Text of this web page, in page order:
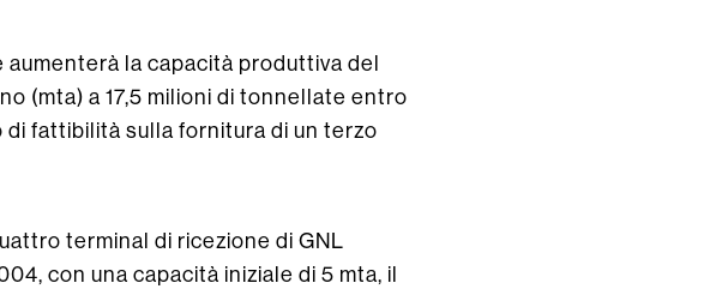
la capacità produttiva del
(mta) a 17,5 milioni di tonnellate entro
fattibilità sulla fornitura di un terzo
terminal di ricezione di GNL
con una capacità iniziale di 5 mta, il